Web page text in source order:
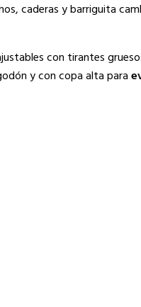
caderas y barriguita
con tirantes
y con copa alta para